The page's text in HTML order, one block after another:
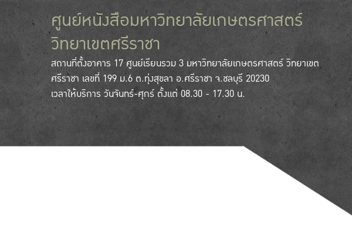
ศูนย์หนังสือมหาวิทยาลัยเกษตรศาสตร์
วิทยาเขตศรีราชา
สถานที่ตั้งอาคาร 17 ศูนย์เรียนรวม 3 มหาวิทยาลัยเกษตรศาสตร์ วิทยาเขต
ศรีราชา เลขที่ 199 ม.6 ต.ทุ่งสุขลา อ.ศรีราชา จ.ชลบุรี 20230
เวลาให้บริการ วันจันทร์-ศุกร์ ตั้งแต่ 08.30 - 17.30 น.